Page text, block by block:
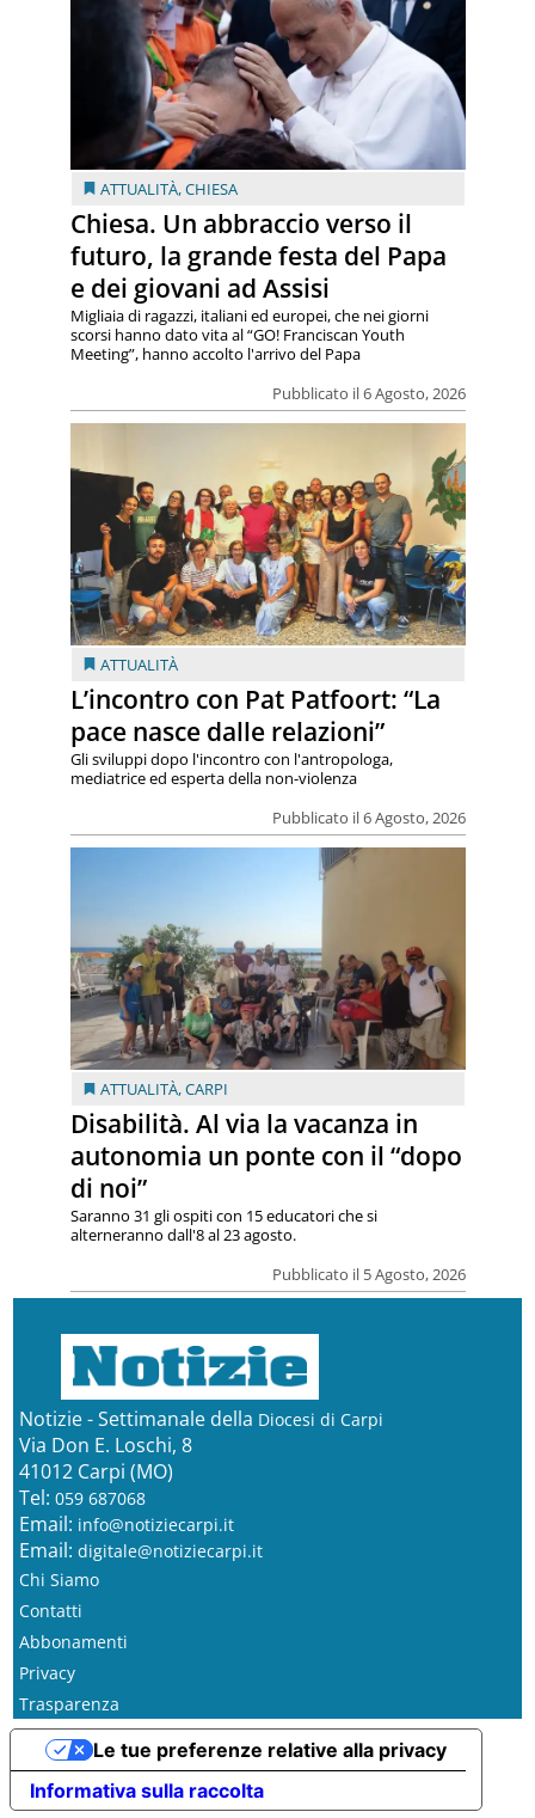
ATTUALITÀ,CHIESA
Chiesa. Un abbraccio verso il
futuro, la grande festa del Papa
e dei giovani ad Assisi
Pubblicato il 6 Agosto, 2026
Migliaia di ragazzi, italiani ed europei, che nei giorni
scorsi hanno dato vita al “GO! Franciscan Youth
Meeting”, hanno accolto l'arrivo del Papa
ATTUALITÀ
L’incontro con Pat Patfoort: “La
pace nasce dalle relazioni”
Pubblicato il 6 Agosto, 2026
Gli sviluppi dopo l'incontro con l'antropologa,
mediatrice ed esperta della non-violenza
ATTUALITÀ,CARPI
Disabilità. Al via la vacanza in
autonomia un ponte con il “dopo
di noi”
Pubblicato il 5 Agosto, 2026
Saranno 31 gli ospiti con 15 educatori che si
alterneranno dall'8 al 23 agosto.
Notizie - Settimanale della Diocesi di Carpi
Via Don E. Loschi, 8
41012 Carpi (MO)
Tel: 059 687068
Email: info@notiziecarpi.it
Email: digitale@notiziecarpi.it
Chi Siamo
Contatti
Abbonamenti
Privacy
Trasparenza
Informativa sulla raccolta
Le tue preferenze relative alla privacy